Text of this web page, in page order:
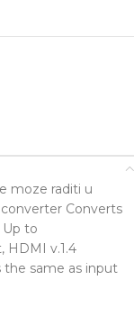
moze raditi u
Converts
to
HDMI v.1.4
same as input